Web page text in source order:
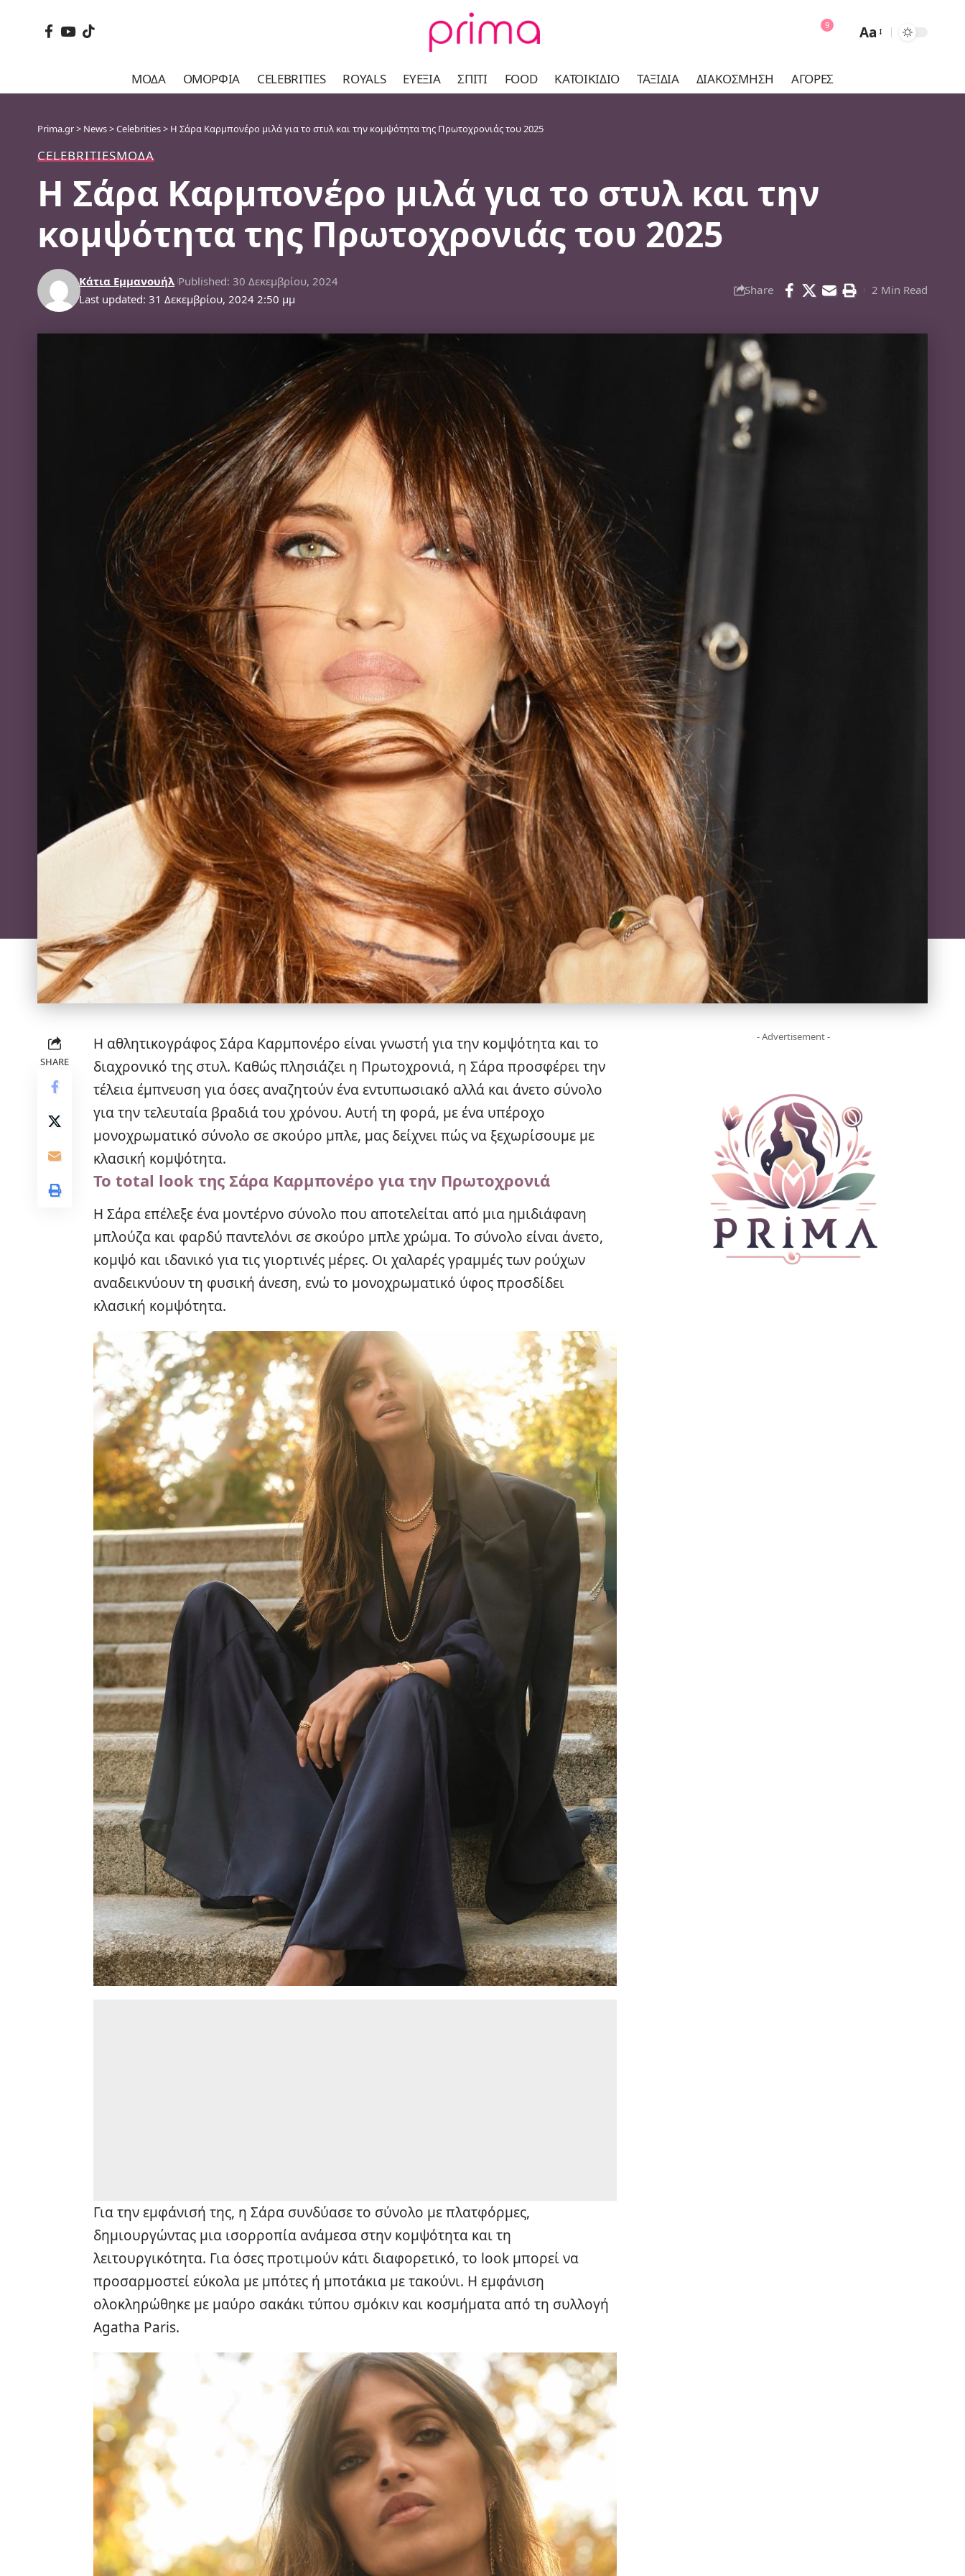
9
Font
Aa
ΜΌΔΑ ΟΜΟΡΦΙΆ CELEBRITIES ROYALS ΕΥΕΞΊΑ ΣΠΊΤΙ FOOD ΚΑΤΟΙΚΊΔΙΟ ΤΑΞΊΔΙΑ ΔΙΑΚΌΣΜΗΣΗ ΑΓΟΡΈΣ
Prima.gr> News>Celebrities> Η Σάρα Καρμπονέρο μιλά για το στυλ και την κομψότητα της Πρωτοχρονιάς του 2025
CELEBRITIESΜΌΔΑ
Η Σάρα Καρμπονέρο μιλά για το στυλ και την
κομψότητα της Πρωτοχρονιάς του 2025
Last updated: 31 Δεκεμβρίου, 2024 2:50 μμ
Κάτια Εμμανουήλ Published: 30 Δεκεμβρίου, 2024
Share 2 Min Read
SHARE
Η αθλητικογράφος Σάρα Καρμπονέρο είναι γνωστή για την κομψότητα και το
διαχρονικό της στυλ. Καθώς πλησιάζει η Πρωτοχρονιά, η Σάρα προσφέρει την
τέλεια έμπνευση για όσες αναζητούν ένα εντυπωσιακό αλλά και άνετο σύνολο
για την τελευταία βραδιά του χρόνου. Αυτή τη φορά, με ένα υπέροχο
μονοχρωματικό σύνολο σε σκούρο μπλε, μας δείχνει πώς να ξεχωρίσουμε με
κλασική κομψότητα.
Το total look της Σάρα Καρμπονέρο για την Πρωτοχρονιά
Η Σάρα επέλεξε ένα μοντέρνο σύνολο που αποτελείται από μια ημιδιάφανη
μπλούζα και φαρδύ παντελόνι σε σκούρο μπλε χρώμα. Το σύνολο είναι άνετο,
κομψό και ιδανικό για τις γιορτινές μέρες. Οι χαλαρές γραμμές των ρούχων
αναδεικνύουν τη φυσική άνεση, ενώ το μονοχρωματικό ύφος προσδίδει
κλασική κομψότητα.
Για την εμφάνισή της, η Σάρα συνδύασε το σύνολο με πλατφόρμες,
δημιουργώντας μια ισορροπία ανάμεσα στην κομψότητα και τη
λειτουργικότητα. Για όσες προτιμούν κάτι διαφορετικό, το look μπορεί να
προσαρμοστεί εύκολα με μπότες ή μποτάκια με τακούνι. Η εμφάνιση
ολοκληρώθηκε με μαύρο σακάκι τύπου σμόκιν και κοσμήματα από τη συλλογή
Agatha Paris.
- Advertisement -